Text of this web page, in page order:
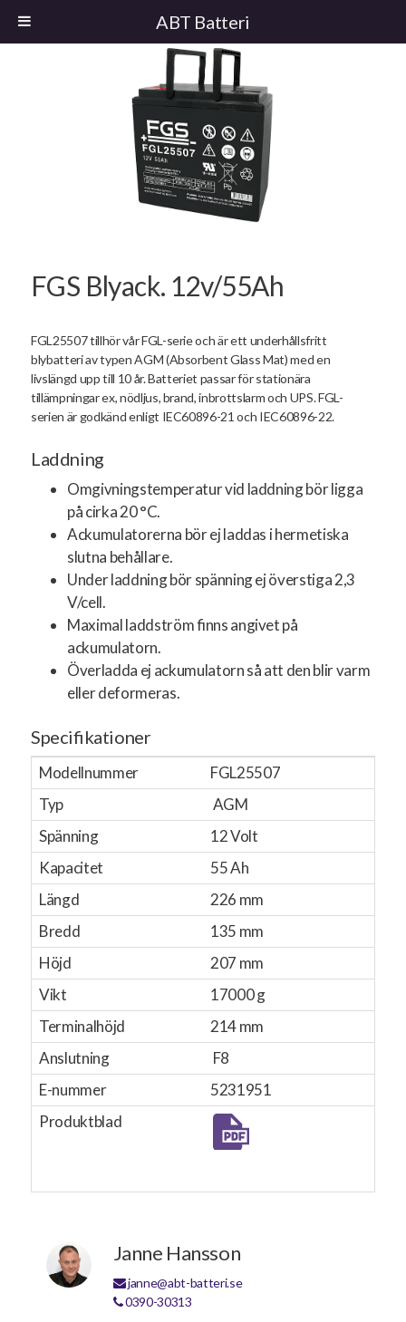
FGS Blyack. 12v/55Ah
FGL25507 tillhör vår FGL-serie och är ett underhållsfritt
blybatteri av typen AGM (Absorbent Glass Mat) med en
livslängd upp till 10 år. Batteriet passar för stationära
tillämpningar ex, nödljus, brand, inbrottslarm och UPS. FGL-
serien är godkänd enligt IEC60896-21 och IEC60896-22.
Laddning
Omgivningstemperatur vid laddning bör ligga
på cirka 20 °C.
Ackumulatorerna bör ej laddas i hermetiska
slutna behållare.
Under laddning bör spänning ej överstiga 2,3
V/cell.
Maximal laddström finns angivet på
ackumulatorn.
Överladda ej ackumulatorn så att den blir varm
eller deformeras.
Specifikationer
Modellnummer
FGL25507
Typ
AGM
Spänning
12 Volt
Kapacitet
55 Ah
Längd
226 mm
Bredd
135 mm
Höjd
207 mm
Vikt
17000 g
Terminalhöjd
214 mm
Anslutning
F8
E-nummer
5231951
Produktblad
Janne Hansson
janne@abt-batteri.se
0390-30313
ABT Batteri